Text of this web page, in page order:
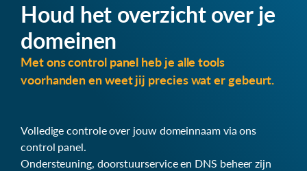
Houd het overzicht over je
domeinen
Met ons control panel heb je alle tools
voorhanden en weet jij precies wat er gebeurt.
Volledige controle over jouw domeinnaam via ons
control panel.
Ondersteuning, doorstuurservice en DNS beheer zijn